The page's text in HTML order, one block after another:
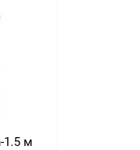
1.5 м